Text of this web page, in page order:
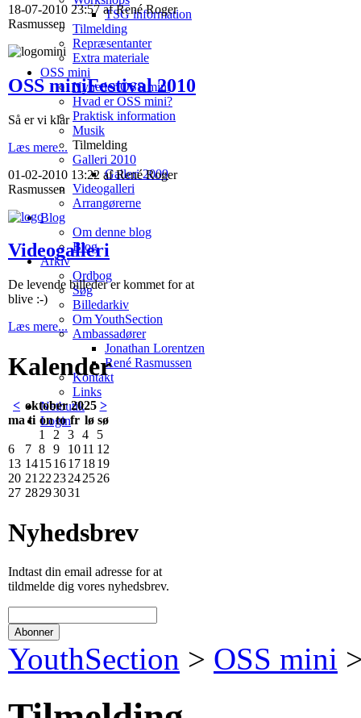
TSG information
Tilmelding
Repræsentanter
Extra materiale
OSS mini
Nyheder OSS mini
Hvad er OSS mini?
Praktisk information
Musik
Tilmelding
Galleri 2010
Galleri 2009
Videogalleri
Arrangørerne
Blog
Om denne blog
Blog
Arkiv
Ordbog
Søg
Billedarkiv
Om YouthSection
Ambassadører
Jonathan Lorentzen
René Rasmussen
Kontakt
Links
Netbutik
Login
18-07-2010 23:57 af René Roger
Rasmussen
OSS miniFestival 2010
Så er vi klar
Læs mere...
01-02-2010 13:22 af René Roger
Rasmussen
Videogalleri
De levende billeder er kommet for at
blive :-)
Læs mere...
Kalender
< oktober 2025 >
ma ti on to fr lø sø
1
2 3 4
5
6
7 8 9 1011 12
13 141516171819
20 21 22 23242526
27 28293031
Nyhedsbrev
Indtast din email adresse for at
tildmelde dig vores nyhedsbrev.
YouthSection > OSS mini